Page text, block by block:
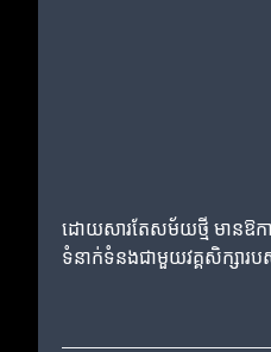
ដោយសារតែសម័យថ្មី មានឱកា
ទំនាក់ទំនងជាមួយវគ្គសិក្សារប